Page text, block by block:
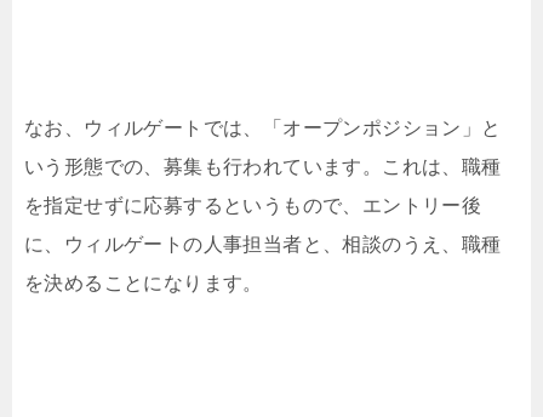
なお、ウィルゲートでは、「オープンポジション」と
いう形態での、募集も行われています。これは、職種
を指定せずに応募するというもので、エントリー後
に、ウィルゲートの人事担当者と、相談のうえ、職種
を決めることになります。